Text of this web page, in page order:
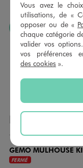
conditions en
J’AIME FAIRE
Nous vous
montant au
GÉMO sont
dans de jolies
NOS AUTRES
GEMO MULHOUSE
FERMÉ
Vous avez le
utilisations, de «
opposer ou de «
chaque catégorie
valider vos
vos préférences
des cookies ».